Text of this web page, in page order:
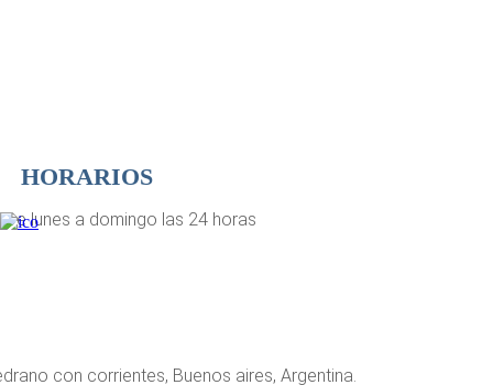
HORARIOS
De lunes a domingo las 24 horas
con corrientes, Buenos aires, Argentina.